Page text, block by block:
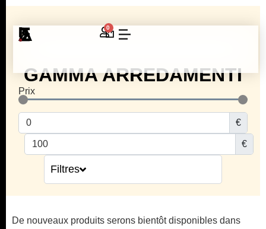
0
GAMMA ARREDAMENTI
Prix
€
€
Filtres
De nouveaux produits serons bientôt disponibles dans